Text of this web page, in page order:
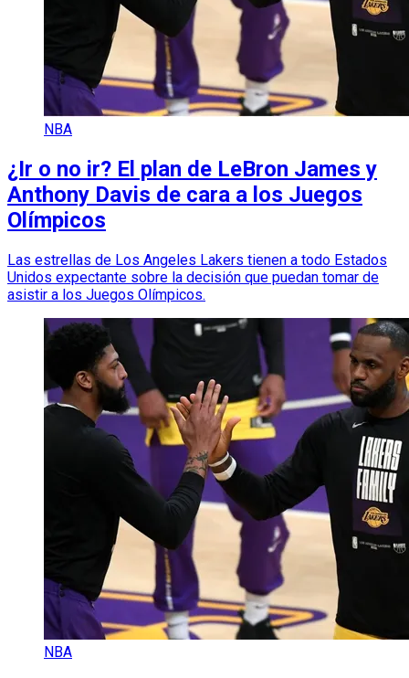
NBA
¿Ir o no ir? El plan de LeBron James y
Anthony Davis de cara a los Juegos
Olímpicos
Las estrellas de Los Angeles Lakers tienen a todo Estados
Unidos expectante sobre la decisión que puedan tomar de
asistir a los Juegos Olímpicos.
NBA